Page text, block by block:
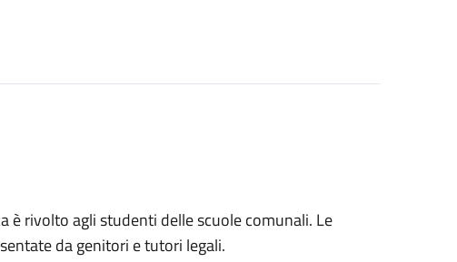
è rivolto agli studenti delle scuole comunali. Le
da genitori e tutori legali.